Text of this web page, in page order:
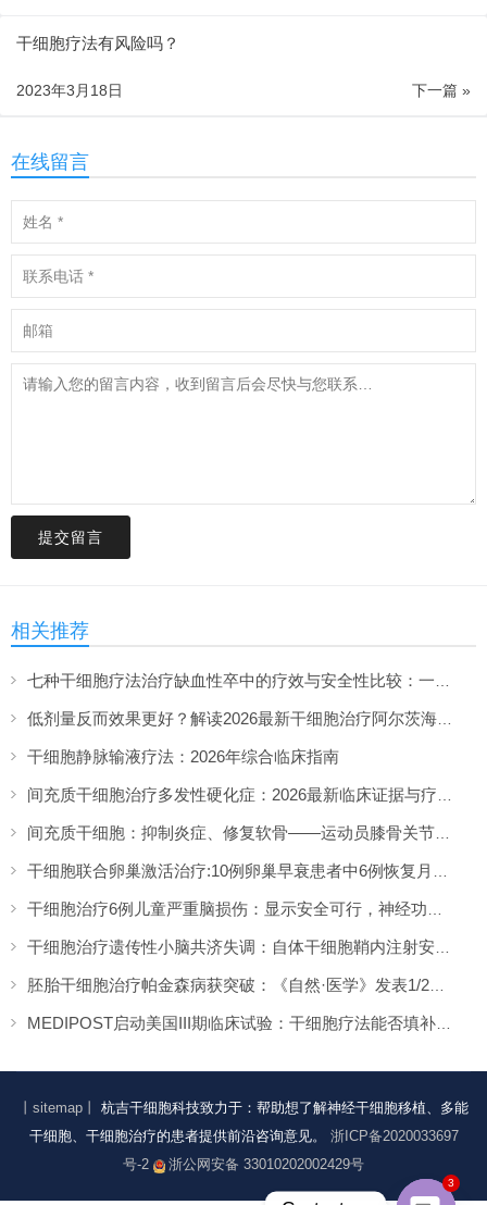
干细胞疗法有风险吗？
下一篇 »
2023年3月18日
在线留言
提交留言
相关推荐
干细胞静脉输液疗法：2026年综合临床指南
丨sitemap丨
杭吉干细胞科技致力于：帮助想了解神经干细胞移植、多能
干细胞、干细胞治疗的患者提供前沿咨询意见。 浙ICP备2020033697
号-2
浙公网安备 33010202002429号
3